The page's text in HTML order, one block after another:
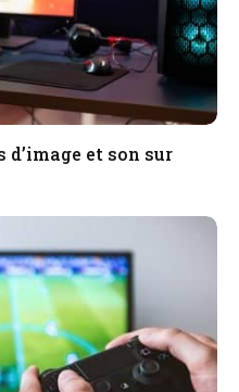
d’image et son sur